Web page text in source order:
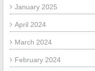
January 2025
April 2024
March 2024
February 2024